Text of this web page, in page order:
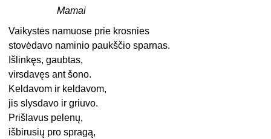
Mamai
Vaikystės namuose prie krosnies
stovėdavo naminio paukščio sparnas.
Išlinkęs, gaubtas,
virsdavęs ant šono.
Keldavom ir keldavom,
jis slysdavo ir griuvo.
Prišlavus pelenų,
išbirusių pro spragą,